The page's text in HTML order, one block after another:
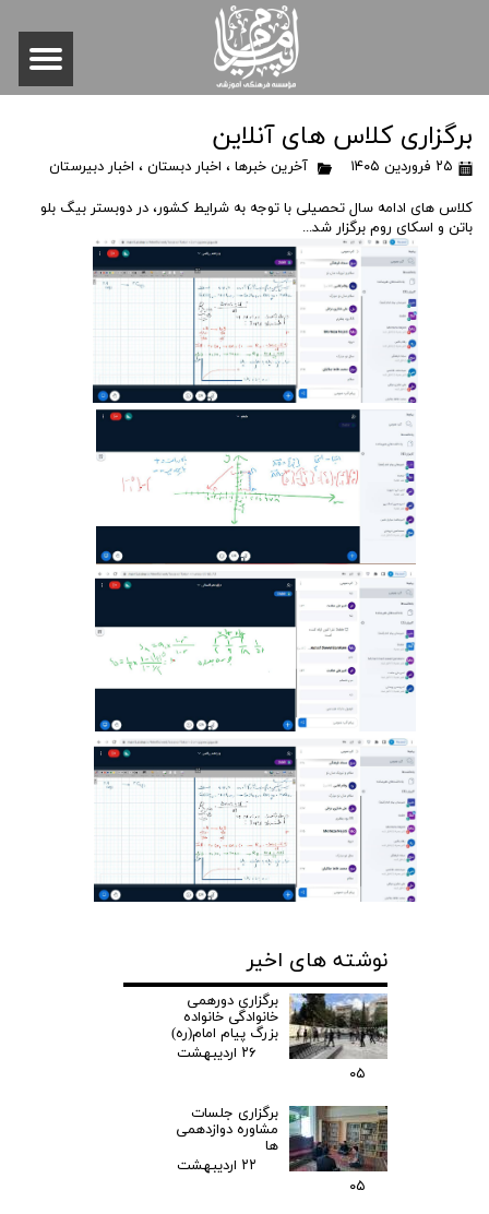
برگزاری کلاس های آنلاین
۲۵ فروردین ۱۴۰۵ آخرین خبرها ، اخبار دبستان ، اخبار دبیرستان
کلاس های ادامه سال تحصیلی با توجه به شرایط کشور، در دوبستر بیگ بلو
باتن و اسکای روم برگزار شد...
نوشته های اخیر
برگزاری دورهمی
خانوادگی خانواده
بزرگ پیام امام(ره)
۲۶ اردیبهشت
۰۵
برگزاری جلسات
مشاوره دوازدهمی
ها
۲۲ اردیبهشت
۰۵